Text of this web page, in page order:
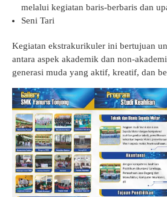
melalui kegiatan baris-berbaris dan
Seni Tari
Kegiatan ekstrakurikuler ini bertujuan
antara aspek akademik dan non-
generasi muda yang aktif, kreatif, dan